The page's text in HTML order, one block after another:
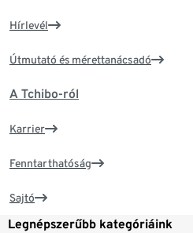
Hírlevél
Útmutató és mérettanácsadó
A Tchibo-ról
Karrier
Fenntarthatóság
Sajtó
Legnépszerűbb kategóriáink